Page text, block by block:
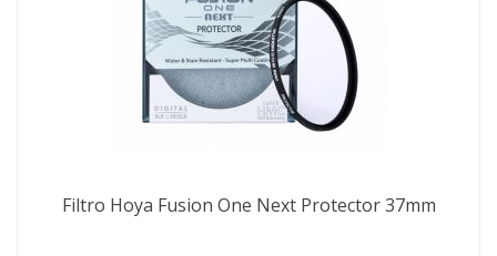
Filtro Hoya Fusion One Next Protector 37mm